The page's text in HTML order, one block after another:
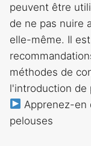
peuvent être
de ne pas nuire
elle-même. Il
méthodes de
l'introduction de
Apprenez-en
pelouses